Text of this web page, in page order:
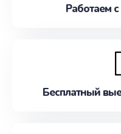
Работаем
Бесплатный